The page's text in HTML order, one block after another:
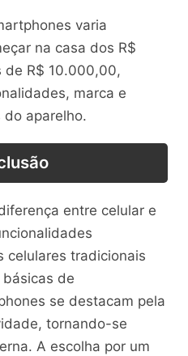
varia
na casa dos R$
de R$ 10.000,00,
marca e
do aparelho.
entre celular e
celulares tradicionais
de
se destacam pela
tornando-se
A escolha por um